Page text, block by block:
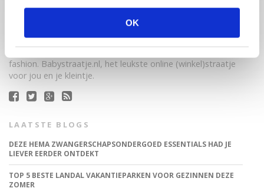
OK
Babystraatje.nl is een uniek platform voor aanstaande en
jonge moeders. Een online ontmoetingsplek vol
inspirerende blogs en handige artikelen op het gebied van
fashion. Babystraatje.nl, het leukste online (winkel)straatje
voor jou en je kleintje.
LAATSTE BLOGS
DEZE HEMA ZWANGERSCHAPSONDERGOED ESSENTIALS HAD JE
LIEVER EERDER ONTDEKT
TOP 5 BESTE LANDAL VAKANTIEPARKEN VOOR GEZINNEN DEZE
ZOMER